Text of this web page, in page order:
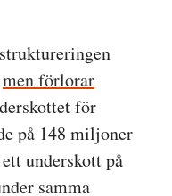
men förlorar
för
på 148 miljoner
underskott på
samma